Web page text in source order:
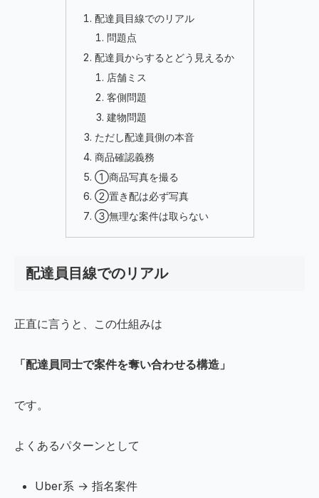
配達員目線でのリアル
問題点
配達員からするとどう見えるか
店舗ミス
客側問題
建物問題
ただし配達員側の本音
商品確認義務
①商品写真を撮る
②置き配は必ず写真
③無理な案件は取らない
配達員目線でのリアル
正直に言うと、この仕組みは
「配達員同士で案件を奪い合わせる構造」
です。
よくあるパターンとして
Uber系 → 指名案件